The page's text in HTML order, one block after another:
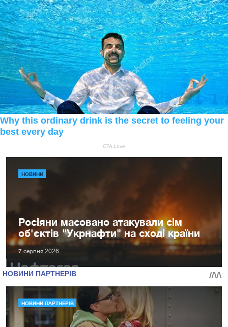
НОВИНИ
Росіяни масовано атакували сім
об'єктів "Укрнафти" на сході країни
7 серпня 2026